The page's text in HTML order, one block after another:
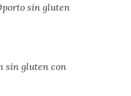
sin gluten
sin gluten con